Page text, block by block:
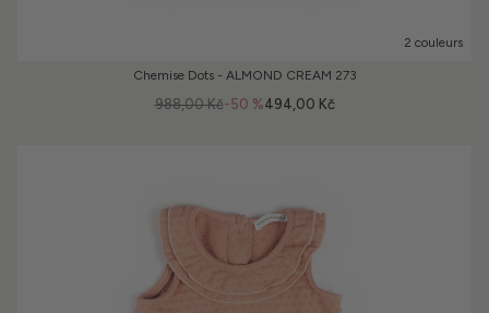
2 couleurs
Chemise Dots - ALMOND CREAM 273
-50 %
988,00 Kč 494,00 Kč